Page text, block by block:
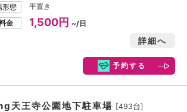
形態
平置き
金
1,500円 ~/日
詳細へ
予約する
天王寺公園地下駐車場 [493台]